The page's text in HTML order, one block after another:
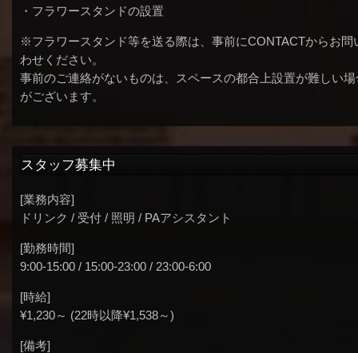
・フラワースタンドの設置
※フラワースタンド等を送る際は、事前にCONTACTからお問
わせください。
事前のご連絡がないものは、スペースの都合上設置が難しい場
がございます。
スタッフ募集中
[業務内容]
ドリンク / 受付 / 照明 / PAアシスタント
[勤務時間]
9:00-15:00 / 15:00-23:00 / 23:00-6:00
[時給]
¥1,230～ (22時以降¥1,538～)
[備考]